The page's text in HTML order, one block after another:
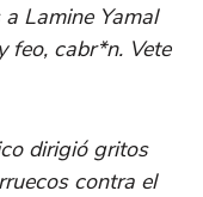
Lamine Yamal
feo, cabr*n. Vete
dirigió gritos
contra el